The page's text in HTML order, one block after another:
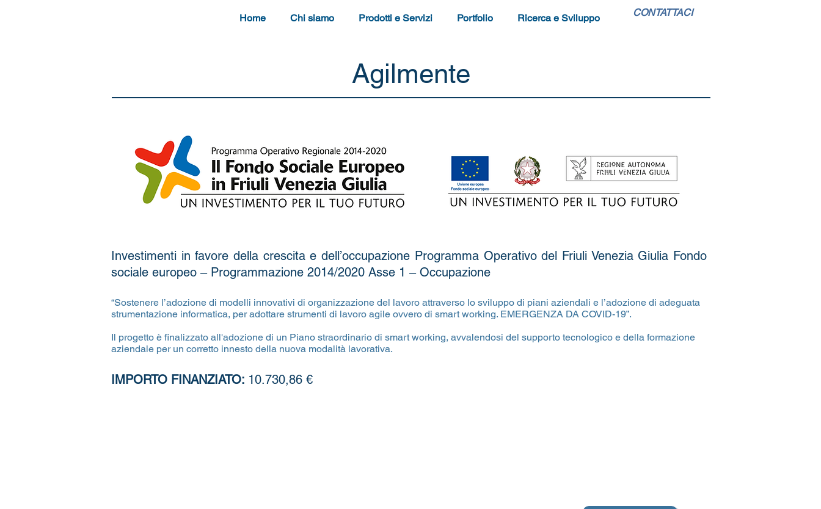
Home Chi siamo Prodotti e Servizi Portfolio Ricerca e Sviluppo CONTATTACI
Agilmente
Investimenti in favore della crescita e dell’occupazione Programma Operativo del Friuli Venezia Giulia Fondo
sociale europeo – Programmazione 2014/2020 Asse 1 – Occupazione
“Sostenere l’adozione di modelli innovativi di organizzazione del lavoro attraverso lo sviluppo di piani aziendali e l’adozione di adeguata
strumentazione informatica, per adottare strumenti di lavoro agile ovvero di smart working. EMERGENZA DA COVID-19”.
Il progetto è finalizzato all'adozione di un Piano straordinario di smart working, avvalendosi del supporto tecnologico e della formazione
aziendale per un corretto innesto della nuova modalità lavorativa.
IMPORTO FINANZIATO: 10.730,86 €